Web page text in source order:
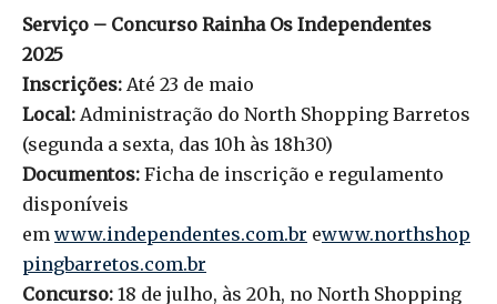
Serviço – Concurso Rainha Os Independentes
2025
Inscrições: Até 23 de maio
Local: Administração do North Shopping Barretos
(segunda a sexta, das 10h às 18h30)
Documentos: Ficha de inscrição e regulamento
disponíveis
em www.independentes.com.br ewww.northshop
pingbarretos.com.br
Concurso: 18 de julho, às 20h, no North Shopping